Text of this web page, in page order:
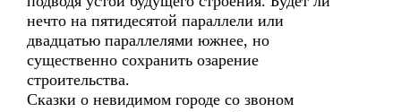
нечто на пятидесятой параллели или
двадцатью параллелями южнее, но
существенно сохранить озарение
строительства.
Сказки о невидимом городе со звоном